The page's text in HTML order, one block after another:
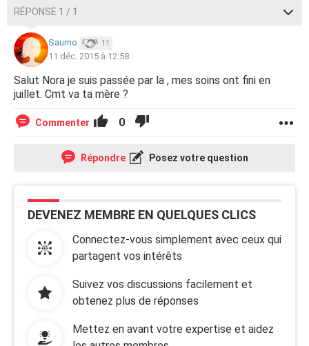
RÉPONSE 1 / 1
Saumo 11
11 déc. 2015 à 12:58
Salut Nora je suis passée par la , mes soins ont fini en
juillet. Cmt va ta mère ?
Commenter 0
Répondre Posez votre question
DEVENEZ MEMBRE EN QUELQUES CLICS
Connectez-vous simplement avec ceux qui
partagent vos intérêts
Suivez vos discussions facilement et
obtenez plus de réponses
Mettez en avant votre expertise et aidez